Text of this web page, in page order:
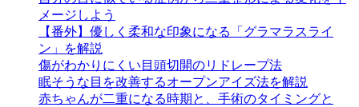
メージしよう
【番外】優しく柔和な印象になる「グラマラスライ
ン」を解説
傷がわかりにくい目頭切開のリドレープ法
眠そうな目を改善するオープンアイズ法を解説
赤ちゃんが二重になる時期と、手術のタイミングと